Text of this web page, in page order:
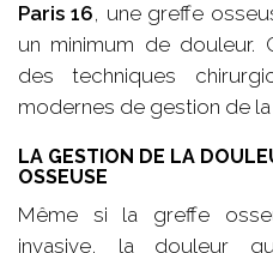
Paris 16, une greffe
un minimum de douleur.
des techniques
modernes de gestion de
LA GESTION DE LA
OSSEUSE
Même si la greffe
invasive, la douleur